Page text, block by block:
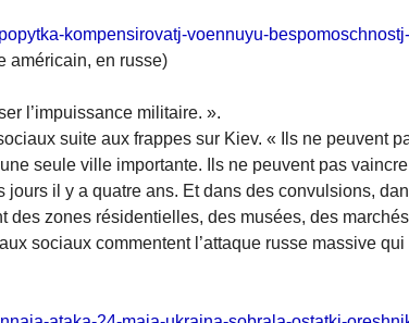
kompensirovatj-voennuyu-
américain, en russe)
l’impuissance militaire. ».
suite aux frappes sur Kiev. « Ils ne peuvent
seule ville importante. Ils ne peuvent pas vaincre
jours il y a quatre ans. Et dans des convulsions,
des zones résidentielles, des musées, des
sociaux commentent l’attaque russe massive